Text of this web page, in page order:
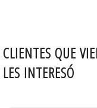
CLIENTES QUE
LES INTERESÓ